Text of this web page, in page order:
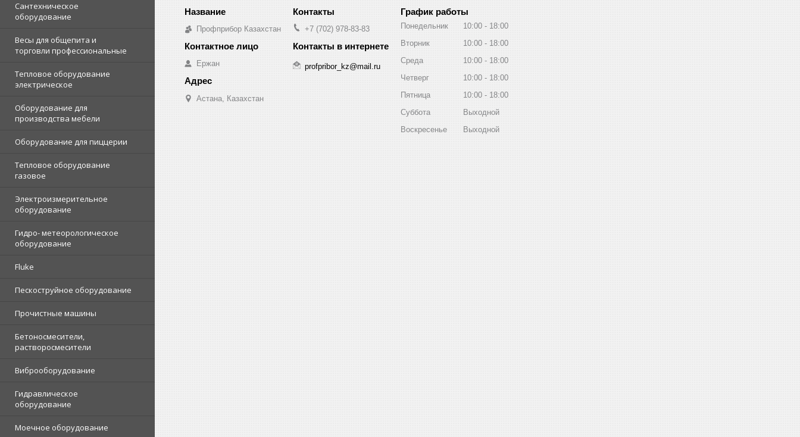
Сантехническое
оборудование
Весы для общепита и
торговли профессиональные
Тепловое оборудование
электрическое
Оборудование для
производства мебели
Оборудование для пиццерии
Тепловое оборудование
газовое
Электроизмерительное
оборудование
Гидро- метеорологическое
оборудование
Fluke
Пескоструйное оборудование
Прочистные машины
Бетоносмесители,
растворосмесители
Виброоборудование
Гидравлическое
оборудование
Моечное оборудование
Профприбор Казахстан
Ержан
Астана, Казахстан
+7 (702) 978-83-83
profpribor_kz@mail.ru
График работы
Понедельник 10:00
18:00
Вторник
10:00
18:00
Среда
10:00
18:00
Четверг
10:00
18:00
Пятница
10:00
18:00
Суббота
Выходной
Воскресенье
Выходной